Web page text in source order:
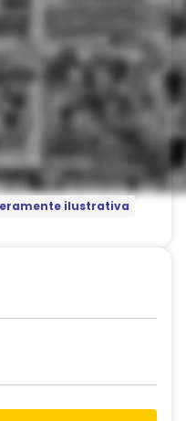
ilustrativa